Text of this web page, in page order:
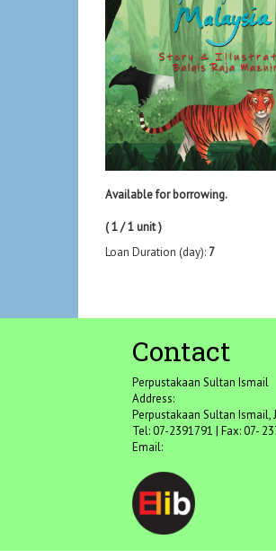
Available for borrowing.
( 1 / 1 unit )
Loan Duration (day): 7
Contact
Perpustakaan Sultan Ismail
Address:
Perpustakaan Sultan Ismail,
Tel: 07-2391791 | Fax: 07-
Email: